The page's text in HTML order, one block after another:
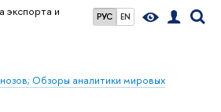
РУС EN
экспорта и
Обзоры аналитики мировых